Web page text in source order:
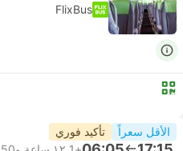
FlixBus
الأقل سعراً تأكيد فوري